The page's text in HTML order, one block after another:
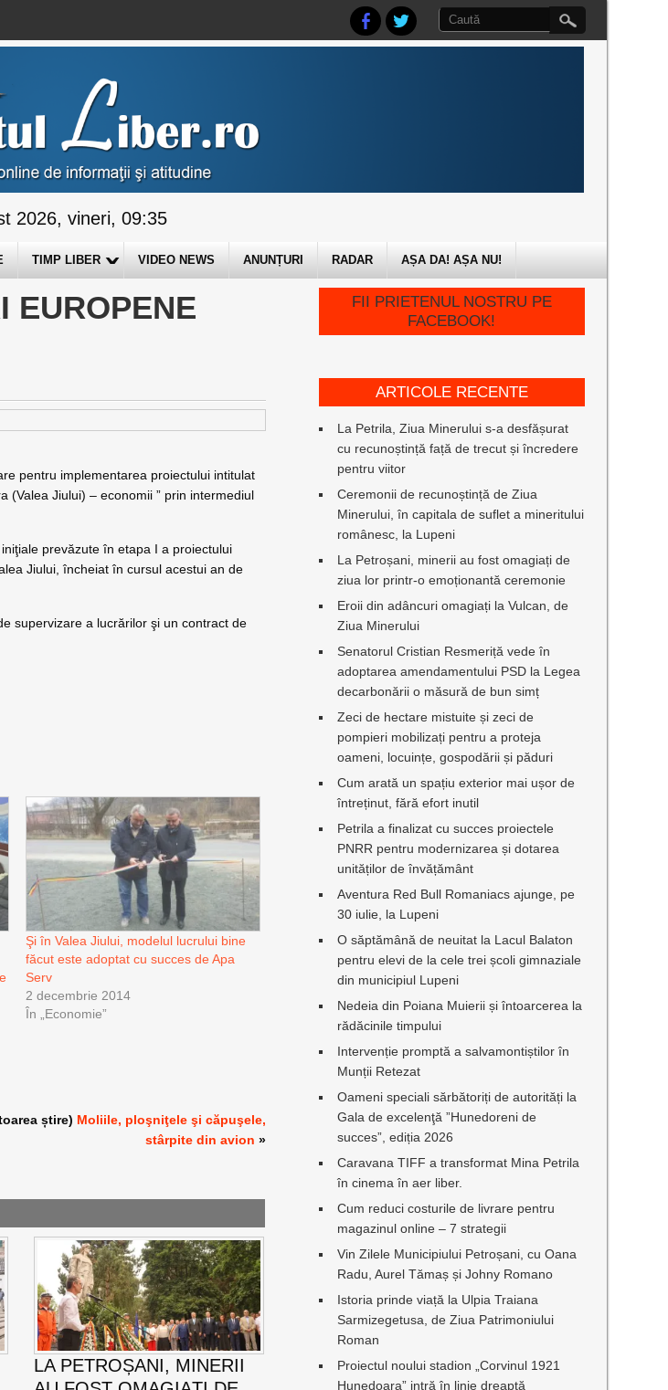
2026, vineri, 09:35
TIMP LIBER VIDEO NEWS ANUNȚURI RADAR AȘA DA! AȘA NU!
EUROPENE
pentru implementarea proiectului intitulat
(Valea Jiului) – economii ” prin intermediul
prevăzute în etapa I a proiectului
Jiului, încheiat în cursul acestui an de
supervizare a lucrărilor şi un contract de
Şi în Valea Jiului, modelul lucrului bine
făcut este adoptat cu succes de Apa
Serv
2 decembrie 2014
În „Economie”
știre) Moliile, ploşniţele şi căpuşele,
stârpite din avion »
LA PETROȘANI, MINERII
FII PRIETENUL NOSTRU PE
FACEBOOK!
ARTICOLE RECENTE
La Petrila, Ziua Minerului s-a desfășurat
cu recunoștință față de trecut și încredere
pentru viitor
Ceremonii de recunoștință de Ziua
Minerului, în capitala de suflet a mineritului
românesc, la Lupeni
La Petroșani, minerii au fost omagiați de
ziua lor printr-o emoționantă ceremonie
Eroii din adâncuri omagiați la Vulcan, de
Ziua Minerului
Senatorul Cristian Resmeriță vede în
adoptarea amendamentului PSD la Legea
decarbonării o măsură de bun simț
Zeci de hectare mistuite și zeci de
pompieri mobilizați pentru a proteja
oameni, locuințe, gospodării și păduri
Cum arată un spațiu exterior mai ușor de
întreținut, fără efort inutil
Petrila a finalizat cu succes proiectele
PNRR pentru modernizarea și dotarea
unităților de învățământ
Aventura Red Bull Romaniacs ajunge, pe
30 iulie, la Lupeni
O săptămână de neuitat la Lacul Balaton
pentru elevi de la cele trei școli gimnaziale
din municipiul Lupeni
Nedeia din Poiana Muierii și întoarcerea la
rădăcinile timpului
Intervenție promptă a salvamontiștilor în
Munții Retezat
Oameni speciali sărbătoriți de autorități la
Gala de excelenţă ”Hunedoreni de
succes”, ediția 2026
Caravana TIFF a transformat Mina Petrila
în cinema în aer liber.
Cum reduci costurile de livrare pentru
magazinul online – 7 strategii
Vin Zilele Municipiului Petroșani, cu Oana
Radu, Aurel Tămaș și Johny Romano
Istoria prinde viață la Ulpia Traiana
Sarmizegetusa, de Ziua Patrimoniului
Roman
Proiectul noului stadion „Corvinul 1921
Hunedoara” intră în linie dreaptă